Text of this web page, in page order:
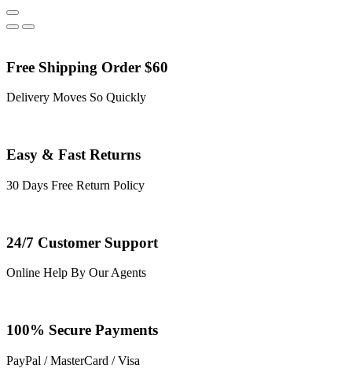
Free Shipping Order $60
Delivery Moves So Quickly
Easy & Fast Returns
30 Days Free Return Policy
24/7 Customer Support
Online Help By Our Agents
100% Secure Payments
PayPal / MasterCard / Visa